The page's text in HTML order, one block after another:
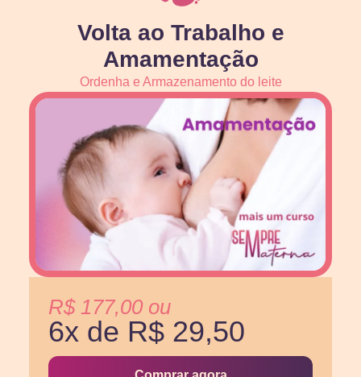
Volta ao Trabalho e
Amamentação
Ordenha e Armazenamento do leite
R$ 177,00 ou
6x de R$ 29,50